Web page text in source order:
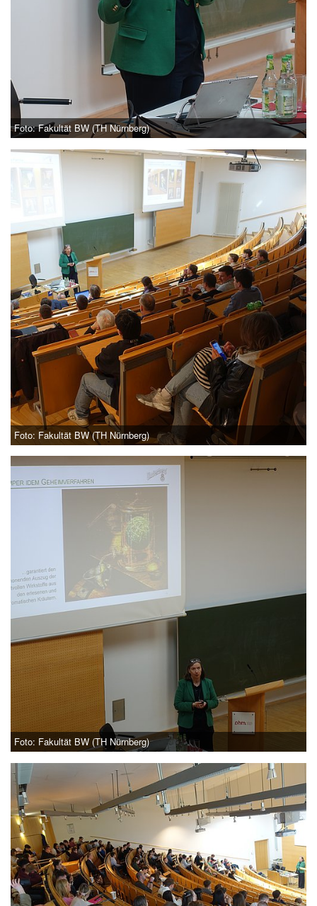
Foto: Fakultät BW (TH Nürnberg)
Foto: Fakultät BW (TH Nürnberg)
Foto: Fakultät BW (TH Nürnberg)